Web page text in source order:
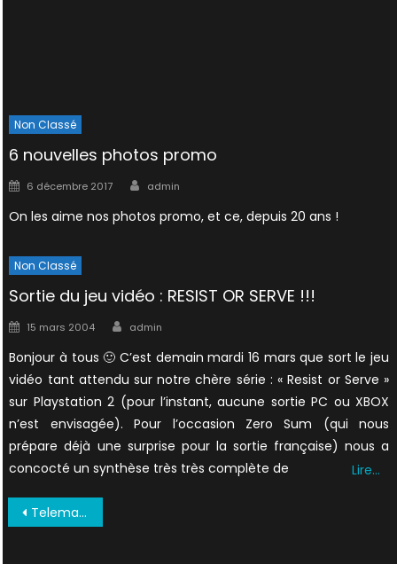
Non Classé
6 nouvelles photos promo
Posted
6 décembre 2017 Author
admin
On les aime nos photos promo, et ce, depuis 20 ans !
Non Classé
Sortie du jeu vidéo : RESIST OR SERVE !!!
Posted
15 mars 2004 Author
admin
Bonjour à tous 🙂 C’est demain mardi 16 mars que sort le jeu
vidéo tant attendu sur notre chère série : « Resist or Serve »
sur Playstation 2 (pour l’instant, aucune sortie PC ou XBOX
n’est envisagée). Pour l’occasion Zero Sum (qui nous
prépare déjà une surprise pour la sortie française) nous a
concocté un synthèse très très complète de
Lire…
Navigation
Telemax Avril1998 (3)